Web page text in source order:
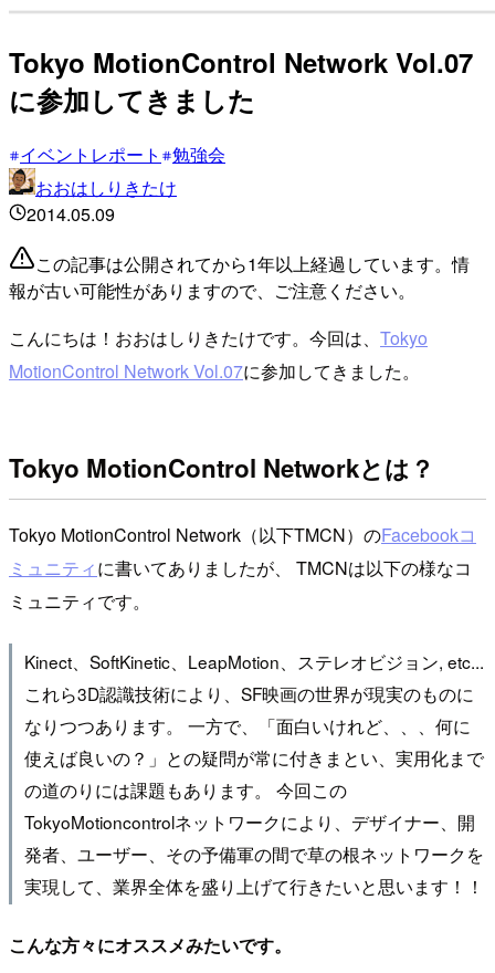
Tokyo MotionControl Network Vol.07
に参加してきました
イベントレポート
勉強会
おおはしりきたけ
2014.05.09
この記事は公開されてから1年以上経過しています。情
報が古い可能性がありますので、ご注意ください。
こんにちは！おおはしりきたけです。今回は、 Tokyo
MotionControl Network Vol.07に参加してきました。
Tokyo MotionControl Networkとは？
Tokyo MotionControl Network（以下TMCN）のFacebookコ
ミュニティに書いてありましたが、 TMCNは以下の様なコ
ミュニティです。
Kinect、SoftKinetic、LeapMotion、ステレオビジョン, etc...
これら3D認識技術により、SF映画の世界が現実のものに
なりつつあります。 一方で、「面白いけれど、、、何に
使えば良いの？」との疑問が常に付きまとい、実用化まで
の道のりには課題もあります。 今回この
TokyoMotioncontrolネットワークにより、デザイナー、開
発者、ユーザー、その予備軍の間で草の根ネットワークを
実現して、業界全体を盛り上げて行きたいと思います！！
こんな方々にオススメみたいです。